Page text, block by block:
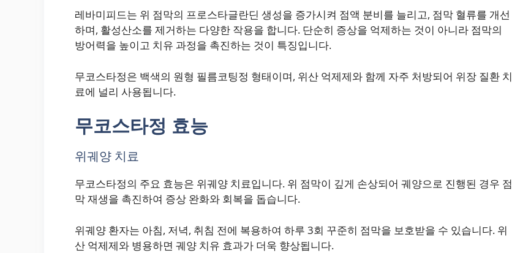
레바미피드는 위 점막의 프로스타글란딘 생성을 증가시켜 점액 분비를 늘리고, 점막 혈류를 개선
하며, 활성산소를 제거하는 다양한 작용을 합니다. 단순히 증상을 억제하는 것이 아니라 점막의
방어력을 높이고 치유 과정을 촉진하는 것이 특징입니다.
무코스타정은 백색의 원형 필름코팅정 형태이며, 위산 억제제와 함께 자주 처방되어 위장 질환 치
료에 널리 사용됩니다.
무코스타정 효능
위궤양 치료
무코스타정의 주요 효능은 위궤양 치료입니다. 위 점막이 깊게 손상되어 궤양으로 진행된 경우 점
막 재생을 촉진하여 증상 완화와 회복을 돕습니다.
위궤양 환자는 아침, 저녁, 취침 전에 복용하여 하루 3회 꾸준히 점막을 보호받을 수 있습니다. 위
산 억제제와 병용하면 궤양 치유 효과가 더욱 향상됩니다.